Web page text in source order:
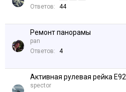
Ответов:
44
Ремонт панорамы
pan
Ответов:
4
Активная рулевая рейка E92
spector